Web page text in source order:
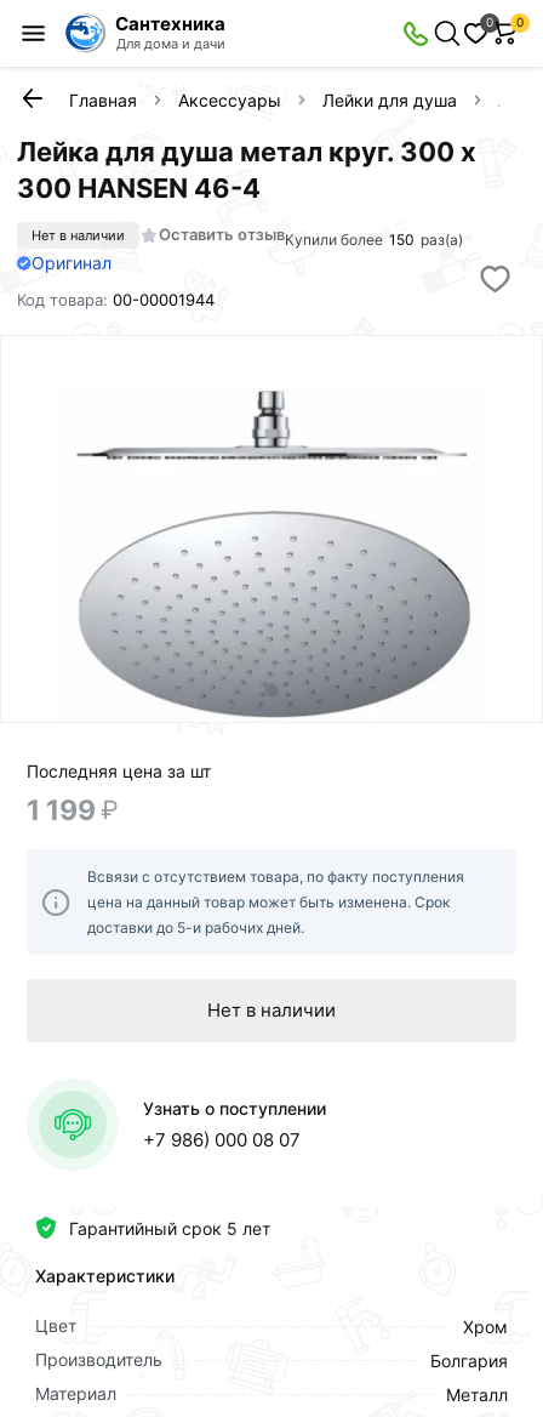
Сантехника
Для дома и дачи
0 0
Главная Аксессуары Лейки для душа
Лейка для душа метал круг. 300 х
300 HANSEN 46-4
Нет в наличии Оставить отзывКупили более 150 раз(а)
Оригинал
Код товара:00-00001944
Гарантийный срок 5 лет
Характеристики
Цвет
Хром
Производитель
Болгария
Материал
Металл
Последняя цена за шт
1 199 ₽
Всвязи с отсутствием товара, по факту поступления
цена на данный товар может быть изменена. Срок
доставки до 5-и рабочих дней.
Нет в наличии
Узнать о поступлении
+7 986) 000 08 07